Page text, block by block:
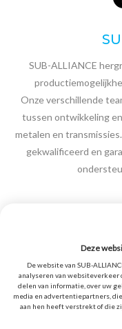
SUB-ALLIANCE
Onze verschillende
tussen ontwikkeling
metalen en
gekwalificeerd en
Deze
De website van SUB-
analyseren van websiteverkeer
delen van informatie, over uw
media en advertentiepartners,
aan hen heeft verstrekt of die